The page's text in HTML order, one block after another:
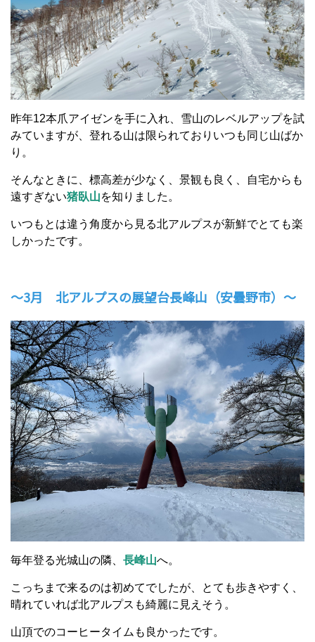
昨年12本爪アイゼンを手に入れ、雪山のレベルアップを試
みていますが、登れる山は限られておりいつも同じ山ばか
り。
そんなときに、標高差が少なく、景観も良く、自宅からも
遠すぎない猪臥山を知りました。
いつもとは違う角度から見る北アルプスが新鮮でとても楽
しかったです。
～3月 北アルプスの展望台長峰山（安曇野市）～
毎年登る光城山の隣、 長峰山へ。
こっちまで来るのは初めてでしたが、とても歩きやすく、
晴れていれば北アルプスも綺麗に見えそう。
山頂でのコーヒータイムも良かったです。